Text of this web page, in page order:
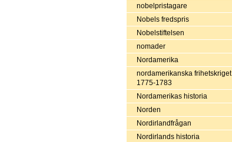
nobelpristagare
Nobels fredspris
Nobelstiftelsen
nomader
Nordamerika
nordamerikanska frihetskriget
1775-1783
Nordamerikas historia
Norden
Nordirlandfrågan
Nordirlands historia